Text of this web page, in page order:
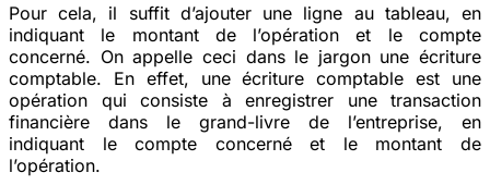
Pour cela, il suffit d’ajouter une ligne au tableau, en
indiquant le montant de l’opération et le compte
concerné. On appelle ceci dans le jargon une écriture
comptable. En effet, une écriture comptable est une
opération qui consiste à enregistrer une transaction
financière dans le grand-livre de l’entreprise, en
indiquant le compte concerné et le montant de
l’opération.